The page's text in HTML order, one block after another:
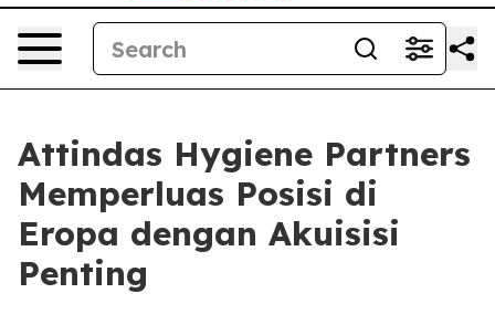
Attindas Hygiene Partners
Memperluas Posisi di
Eropa dengan Akuisisi
Penting